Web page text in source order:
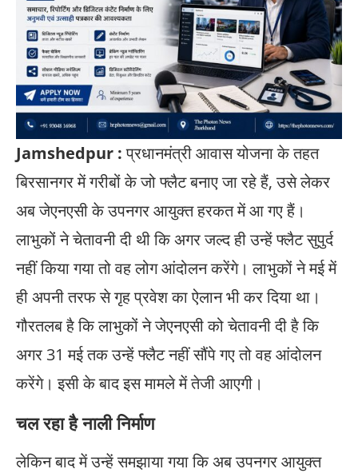
Jamshedpur :प्रधानमंत्री आवास योजना के तहत
बिरसानगर में गरीबों के जो फ्लैट बनाए जा रहे हैं, उसे लेकर
अब जेएनएसी के उपनगर आयुक्त हरकत में आ गए हैं।
लाभुकों ने चेतावनी दी थी कि अगर जल्द ही उन्हें फ्लैट सुपुर्द
नहीं किया गया तो वह लोग आंदोलन करेंगे। लाभुकों ने मई में
ही अपनी तरफ से गृह प्रवेश का ऐलान भी कर दिया था।
गौरतलब है कि लाभुकों ने जेएनएसी को चेतावनी दी है कि
अगर 31 मई तक उन्हें फ्लैट नहीं सौंपे गए तो वह आंदोलन
करेंगे। इसी के बाद इस मामले में तेजी आएगी।
चल रहा है नाली निर्माण
लेकिन बाद में उन्हें समझाया गया कि अब उपनगर आयुक्त